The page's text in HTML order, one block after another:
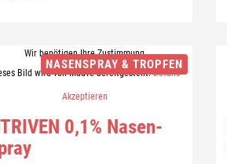
NASENSPRAY & TROPFEN
Wir benötigen Ihre Zustimmung
Bild wird von Mauve bereitgestellt.Details
Akzeptieren
0,1% Na­sen­